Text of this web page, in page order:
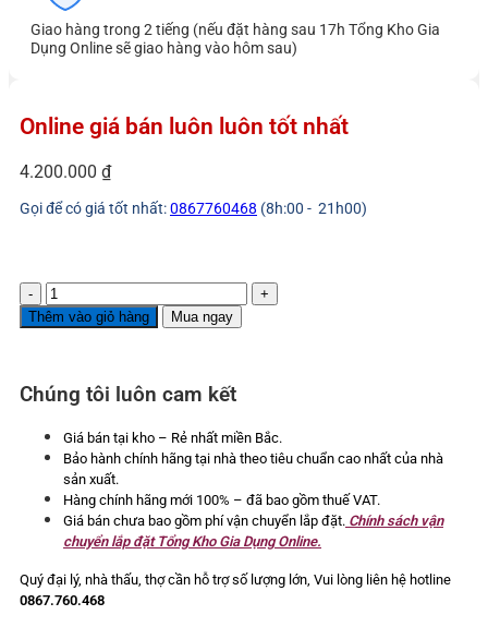
Giao hàng trong 2 tiếng (nếu đặt hàng sau 17h Tổng Kho Gia
Dụng Online sẽ giao hàng vào hôm sau)
Online giá bán luôn luôn tốt nhất
4.200.000 ₫
Gọi để có giá tốt nhất:0867760468 (8h:00 - 21h00)
Máy
hút
ẩm
20L
suất
hút
20
lít/ngày
số
lượng
Thêm vào giỏ hàng Mua ngay
Chúng tôi luôn cam kết
Giá bán tại kho – Rẻ nhất miền Bắc.
Bảo hành chính hãng tại nhà theo tiêu chuẩn cao nhất của nhà
sản xuất.
Hàng chính hãng mới 100% – đã bao gồm thuế VAT.
Giá bán chưa bao gồm phí vận chuyển lắp đặt. Chính sách vận
chuyển lắp đặt Tổng Kho Gia Dụng Online.
Quý đại lý, nhà thấu, thợ cần hỗ trợ số lượng lớn, Vui lòng liên hệ hotline
0867.760.468